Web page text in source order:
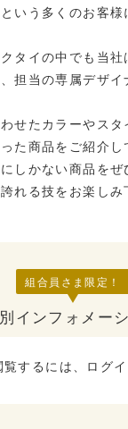
いう多くのお客
タイの中でも当
担当の専属デザ
せたカラーやスタ
た商品をご紹介し
しかない商品をぜ
れる技をお楽しみ
組合員さま限定！
インフォメー
するには、ログイ